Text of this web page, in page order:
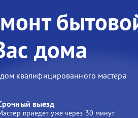
дома
квалифицированного мастера
выезд
приедет уже через 30 минут